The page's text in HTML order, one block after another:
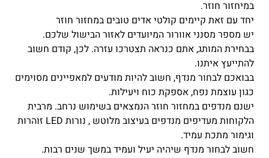
במיחזור חוזר.
יחד עם זאת קיימים קולטי אדים טובים במחזור חוזר
יש מספר מסנני אוורור המיועדים לאזור הבישול שלכם.
בבחירת המותג, אתם כנראה תצטרכו עזרה. לכן, קודם חשוב
להתייעץ איתנו.
בבואכם לבחור מנדף, חשוב להיות מודעים למאפיינים מסוימים
כגון עוצמת נפח, אספקת כוח ויעילות.
ישנם מנדפים במחזור חוזר הנמצאים בשימוש נרחב. מרבית
הלקוחות מעדיפים מנדפים בעיצוב מלוטש , נורות LED זוהרות
וגימור מתכת עמיד.
חשוב לבחור מנדף שיהיה יעיל ועמיד במשך שנים רבות.